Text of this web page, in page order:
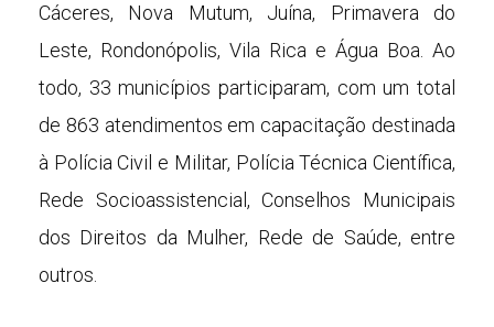
Cáceres, Nova Mutum, Juína, Primavera do
Leste, Rondonópolis, Vila Rica e Água Boa. Ao
todo, 33 municípios participaram, com um total
de 863 atendimentos em capacitação destinada
à Polícia Civil e Militar, Polícia Técnica Científica,
Rede Socioassistencial, Conselhos Municipais
dos Direitos da Mulher, Rede de Saúde, entre
outros.